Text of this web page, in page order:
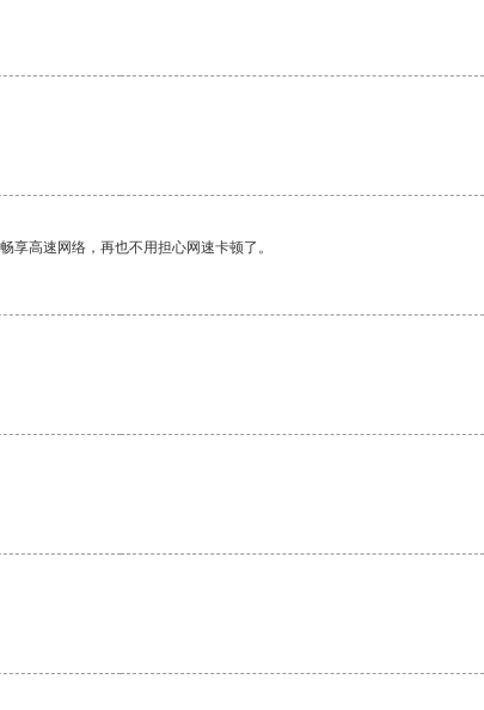
高速网络，再也不用担心网速卡顿了。